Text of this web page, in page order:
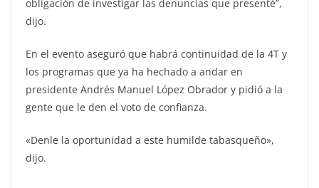
obligación de investigar las denuncias que presenté”,
dijo.
En el evento aseguró que habrá continuidad de la 4T y
los programas que ya ha hechado a andar en
presidente Andrés Manuel López Obrador y pidió a la
gente que le den el voto de confianza.
«Denle la oportunidad a este humilde tabasqueño»,
dijo.